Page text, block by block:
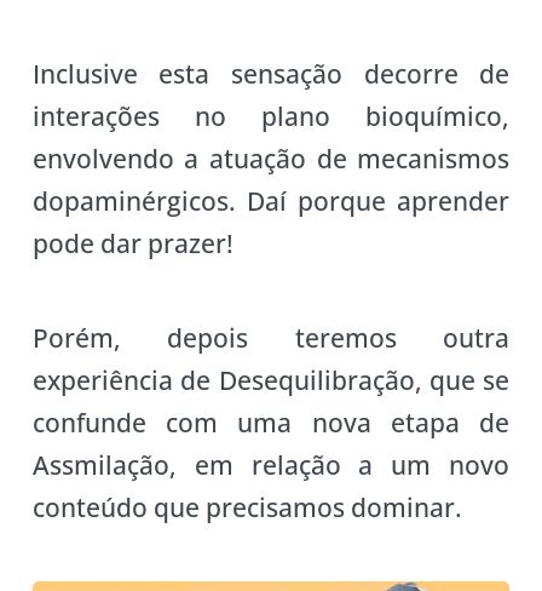
Inclusive esta sensação decorre de
interações no plano bioquímico,
envolvendo a atuação de mecanismos
dopaminérgicos. Daí porque aprender
pode dar prazer!
Porém, depois teremos outra
experiência de Desequilibração, que se
confunde com uma nova etapa de
Assmilação, em relação a um novo
conteúdo que precisamos dominar.